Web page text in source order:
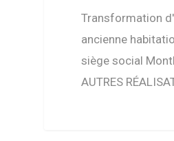
Transformation
ancienne
siège social
AUTRES